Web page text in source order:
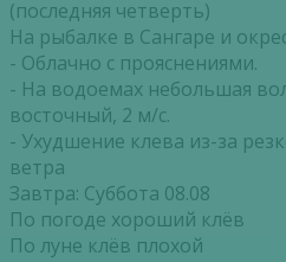
(последняя четверть)
На рыбалке в Сангаре и
- Облачно с прояснениями.
- На водоемах небольшая
восточный, 2 м/с.
- Ухудшение клева из-за
ветра
Завтра: Суббота 08.08
По погоде хороший клёв
По луне клёв плохой